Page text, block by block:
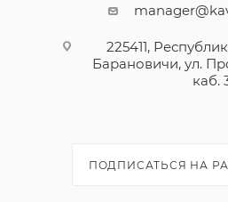
225411,
Барановичи, ул.
каб.
ПОДПИСАТЬСЯ НА